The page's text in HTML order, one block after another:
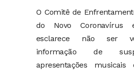
O Comitê de
do Novo Coronavírus
esclarece não ser
informação de
apresentações